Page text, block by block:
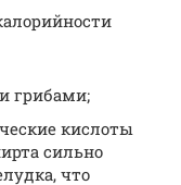
грибами;
кислоты
сильно
что